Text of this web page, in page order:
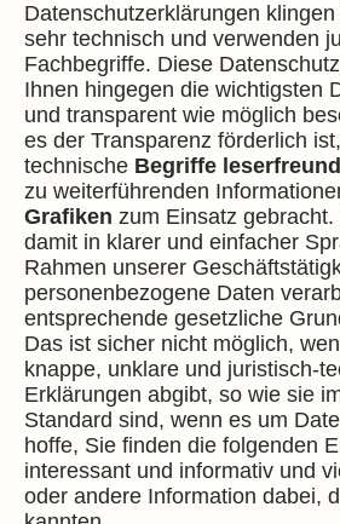
Datenschutzerklärungen
sehr technisch und verwenden
Fachbegriffe. Diese
Ihnen hingegen die wichtigsten
und transparent wie möglich
es der Transparenz förderlich
technische Begriffe
zu weiterführenden
Grafiken zum Einsatz
damit in klarer und einfacher
Rahmen unserer
personenbezogene Daten
entsprechende gesetzliche
Das ist sicher nicht möglich,
knappe, unklare und juristisch-
Erklärungen abgibt, so wie sie
Standard sind, wenn es um
hoffe, Sie finden die folgenden
interessant und informativ und
oder andere Information dabei,